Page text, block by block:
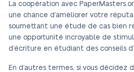
La coopération avec
une chance d’améliorer votre
soumettant une étude de cas bien
une opportunité incroyable de
d’écriture en étudiant des conseils
En d’autres termes, si vous décidez